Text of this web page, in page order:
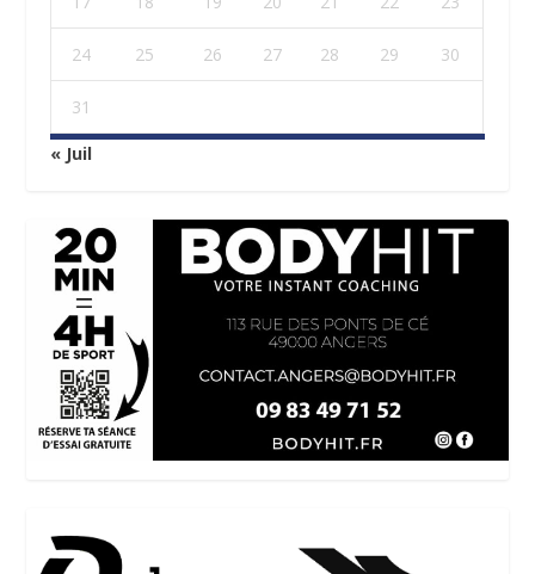
24 25 26 27 28 29 30
31
« Juil